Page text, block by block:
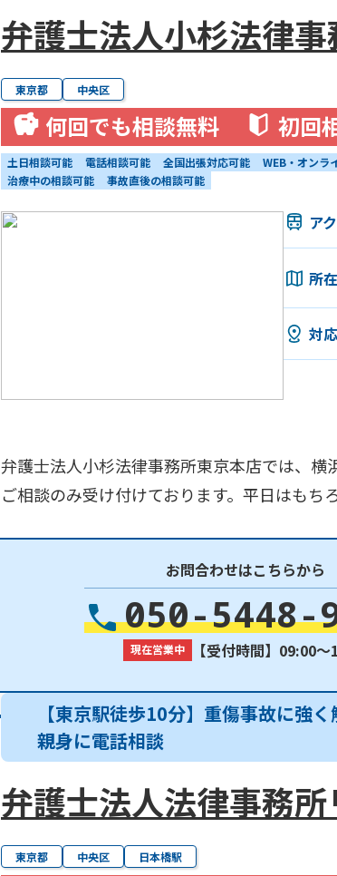
弁護士法人小杉法律
東京都 中央区
何回でも相談無料 初回
土日相談可能 電話相談可能 全国出張対応可能 WEB・オンラ
治療中の相談可能
事故直後の相談可能
ア
所
対
弁護士法人小杉法律事務所東京本店では、
ご相談のみ受け付けております。平日はもち
お問合わせはこちらから
050-5448-
現在営業中 【受付時間】09:00
【東京駅徒歩10分】重傷事故に強
親身に電話相談
弁護士法人法律事務
東京都 中央区 日本橋駅